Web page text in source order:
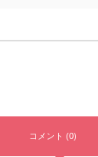
コメント (0)